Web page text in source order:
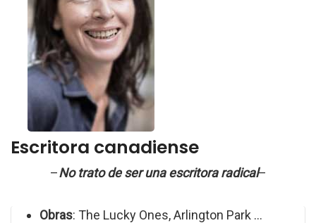
Escritora canadiense
–No trato de ser una escritora radical–
Obras: The Lucky Ones, Arlington Park ...